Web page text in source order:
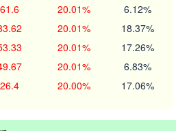
61.6 20.01% 6.12%
20.01% 18.37%
20.01% 17.26%
20.01% 6.83%
26.4 20.00% 17.06%